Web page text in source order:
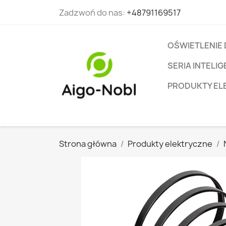
Zadzwoń do nas: +48791169517
OŚWIETLENIE
SERIA
PRODUKTY
Strona główna Produkty elektryczne